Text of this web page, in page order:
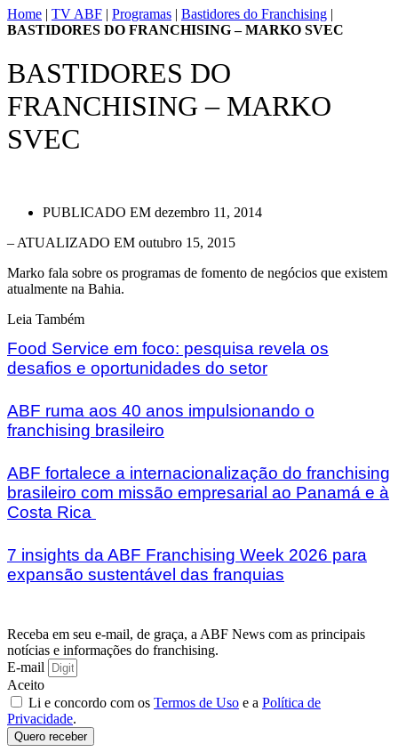
Home | TV ABF | Programas | Bastidores do Franchising |
BASTIDORES DO FRANCHISING – MARKO SVEC
BASTIDORES DO
FRANCHISING – MARKO
SVEC
PUBLICADO EM dezembro 11, 2014
– ATUALIZADO EM outubro 15, 2015
Marko fala sobre os programas de fomento de negócios que existem
atualmente na Bahia.
Leia Também
Food Service em foco: pesquisa revela os
desafios e oportunidades do setor
ABF ruma aos 40 anos impulsionando o
franchising brasileiro
ABF fortalece a internacionalização do franchising
brasileiro com missão empresarial ao Panamá e à
Costa Rica
7 insights da ABF Franchising Week 2026 para
expansão sustentável das franquias
Receba em seu e-mail, de graça, a ABF News com as principais
notícias e informações do franchising.
E-mail
Aceito
Li e concordo com os Termos de Uso e a Política de
Privacidade.
Quero receber